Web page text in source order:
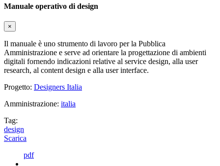
Manuale operativo di design
×
Il manuale è uno strumento di lavoro per la Pubblica
Amministrazione e serve ad orientare la progettazione di ambienti
digitali fornendo indicazioni relative al service design, alla user
research, al content design e alla user interface.
Progetto: Designers Italia
Amministrazione: italia
Tag:
design
Scarica
pdf